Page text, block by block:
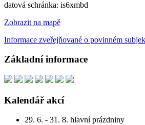
datová schránka: is6xmbd
Zobrazit na mapě
Informace zveřejňované o povinném
Základní informace
Kalendář akcí
29. 6. - 31. 8. hlavní prázdniny